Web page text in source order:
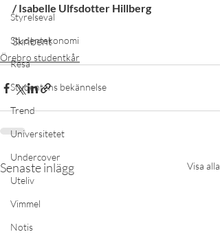
Styrelseval
Studentekonomi
Resa
Studentens bekännelse
Trend
Universitetet
Undercover
Uteliv
Vimmel
Notis
/ Isabelle Ulfsdotter Hillberg
Skribent
Örebro studentkår
Senaste inlägg Visa alla